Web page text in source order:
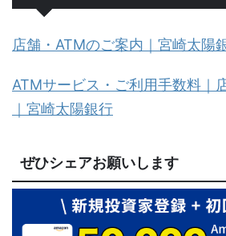
店舗・ATMのご案内｜宮崎太陽
ATMサービス・ご利用手数料｜
｜宮崎太陽銀行
ぜひシェアお願いします